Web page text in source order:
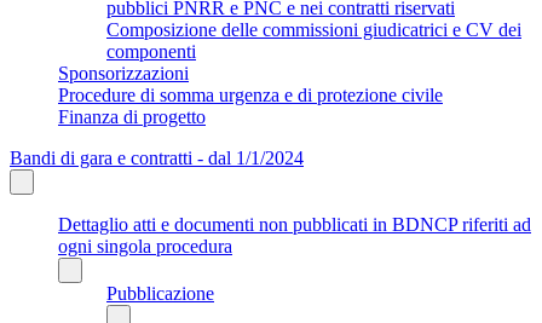
pubblici PNRR e PNC e nei contratti riservati
Composizione delle commissioni giudicatrici e CV dei
componenti
Sponsorizzazioni
Procedure di somma urgenza e di protezione civile
Finanza di progetto
Bandi di gara e contratti - dal 1/1/2024
Dettaglio atti e documenti non pubblicati in BDNCP riferiti ad
ogni singola procedura
Pubblicazione